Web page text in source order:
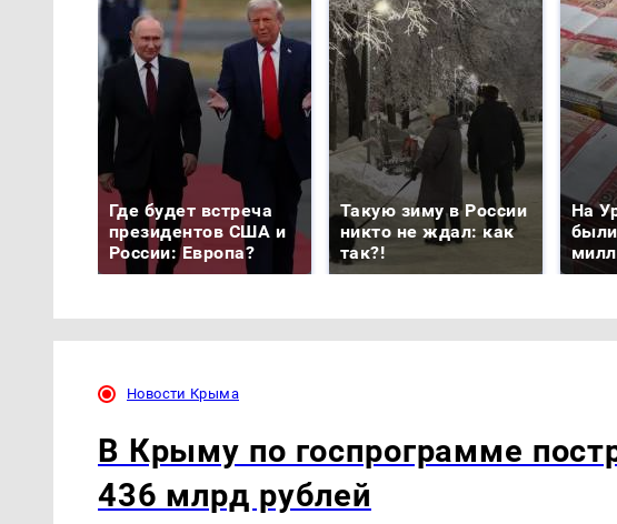
Где будет встреча
президентов США и
России: Европа?
Такую зиму в России
никто не ждал: как
так?!
На
Новости Крыма
В Крыму по госпрограмме
436 млрд рублей